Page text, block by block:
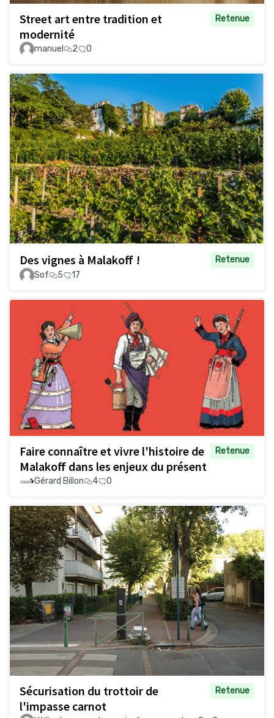
Street art entre tradition et
modernité
Retenue
manuel 2 0
Des vignes à Malakoff !
Retenue
Sof
5 17
Faire connaître et vivre l'histoire de
Malakoff dans les enjeux du présent
Retenue
Gérard Billon 4 0
Sécurisation du trottoir de
l'impasse carnot
Retenue